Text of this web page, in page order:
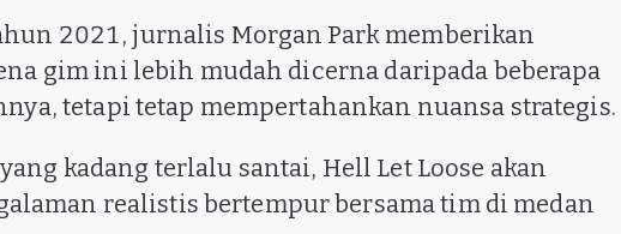
2021, jurnalis Morgan Park memberikan
gim ini lebih mudah dicerna daripada beberapa
tetapi tetap mempertahankan nuansa strategis.
kadang terlalu santai, Hell Let Loose akan
realistis bertempur bersama tim di medan